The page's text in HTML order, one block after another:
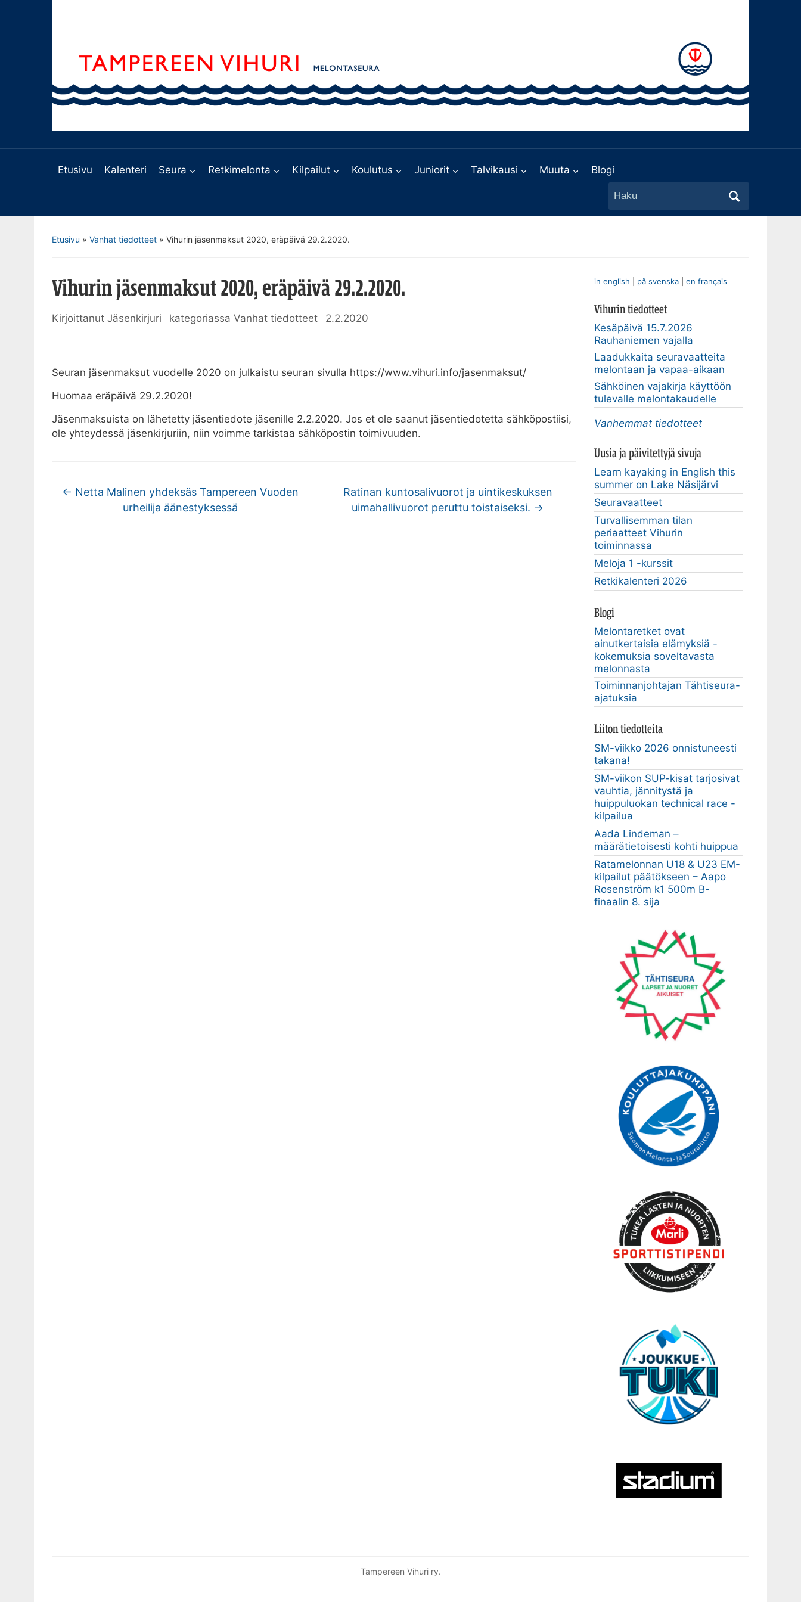
Etusivu Kalenteri Seura Retkimelonta Kilpailut Koulutus Juniorit Talvikausi Muuta
Blogi
Search
for:
Etusivu » Vanhat tiedotteet » Vihurin jäsenmaksut 2020, eräpäivä 29.2.2020.
Vihurin jäsenmaksut 2020, eräpäivä 29.2.2020.
Kirjoittanut Jäsenkirjuri kategoriassa Vanhat tiedotteet 2.2.2020
Seuran jäsenmaksut vuodelle 2020 on julkaistu seuran sivulla https://www.vihuri.info/jasenmaksut/
Huomaa eräpäivä 29.2.2020!
Jäsenmaksuista on lähetetty jäsentiedote jäsenille 2.2.2020. Jos et ole saanut jäsentiedotetta sähköpostiisi,
ole yhteydessä jäsenkirjuriin, niin voimme tarkistaa sähköpostin toimivuuden.
← Netta Malinen yhdeksäs Tampereen Vuoden
urheilija äänestyksessä
Ratinan kuntosalivuorot ja uintikeskuksen
uimahallivuorot peruttu toistaiseksi. →
in english på svenska en français
Vihurin tiedotteet
Kesäpäivä 15.7.2026
Rauhaniemen vajalla
Laadukkaita seuravaatteita
melontaan ja vapaa-aikaan
Sähköinen vajakirja käyttöön
tulevalle melontakaudelle
Vanhemmat tiedotteet
Uusia ja päivitettyjä sivuja
Learn kayaking in English this
summer on Lake Näsijärvi
Seuravaatteet
Turvallisemman tilan
periaatteet Vihurin
toiminnassa
Meloja 1 -kurssit
Retkikalenteri 2026
Blogi
Melontaretket ovat
ainutkertaisia elämyksiä -
kokemuksia soveltavasta
melonnasta
Toiminnanjohtajan Tähtiseura-
ajatuksia
Liiton tiedotteita
SM-viikko 2026 onnistuneesti
takana!
SM-viikon SUP-kisat tarjosivat
vauhtia, jännitystä ja
huippuluokan technical race -
kilpailua
Aada Lindeman –
määrätietoisesti kohti huippua
Ratamelonnan U18 & U23 EM-
kilpailut päätökseen – Aapo
Rosenström k1 500m B-
finaalin 8. sija